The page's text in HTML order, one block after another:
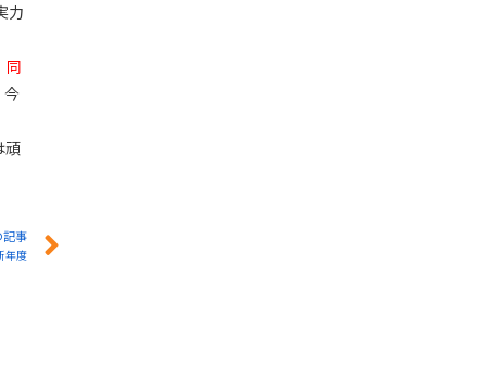
力
同
今
頑
記事
年度